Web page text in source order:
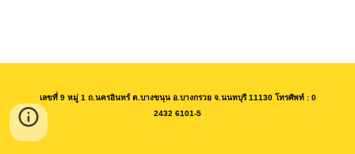
เลขที่ 9 หมู่ 1 ถ.นครอินทร์ ต.บางขนุน อ.บางกรวย จ.นนทบุรี 11130 โทรศัพท์ : 0
2432 6101-5